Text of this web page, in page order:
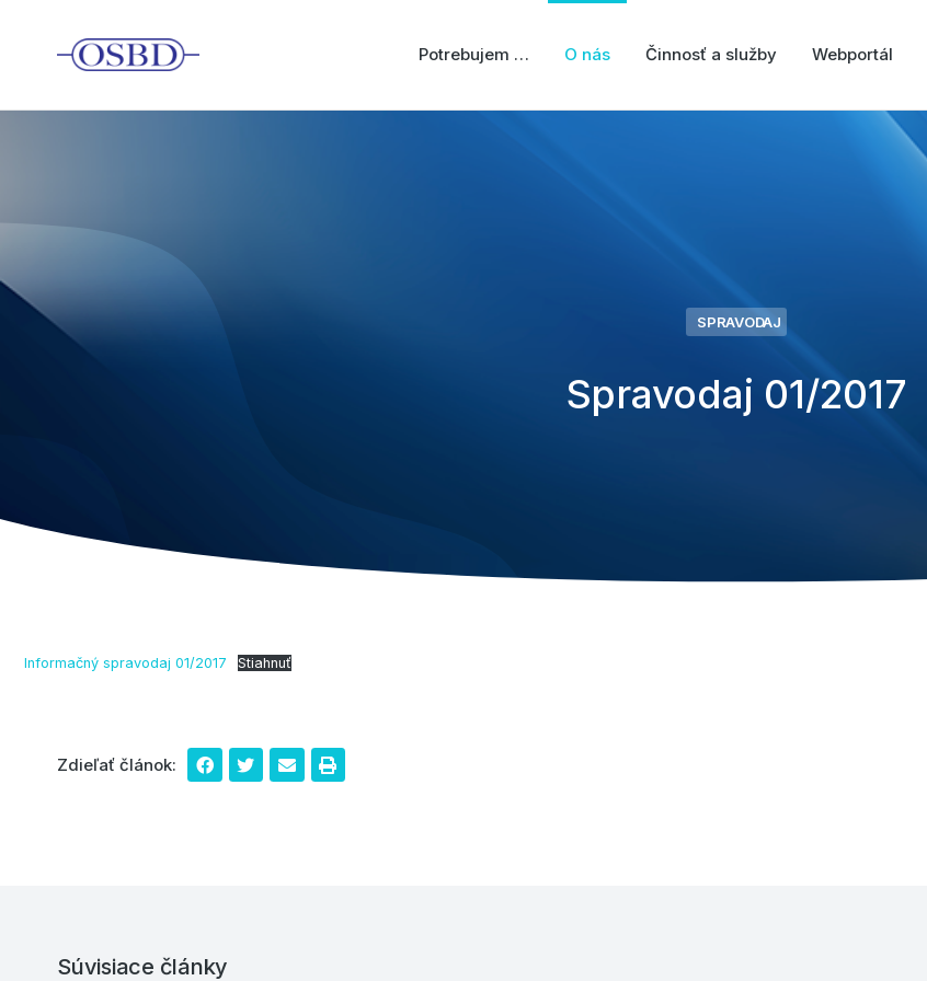
Potrebujem … O nás Činnosť a služby Webportál
SPRAVODAJ
Spravodaj 01/2017
Informačný spravodaj 01/2017 Stiahnuť
Zdieľať článok:
Súvisiace články